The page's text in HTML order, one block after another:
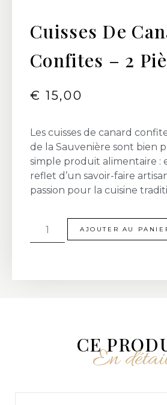
Cuisses De
Confites – 2
€ 15,00
Les cuisses de canard
de la Sauvenière sont bien
simple produit alimentaire :
reflet d’un savoir-faire
passion pour la cuisine
AJOUTER AU
CEEn